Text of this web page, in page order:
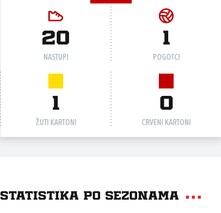
20
NASTUPI
1
POGOTCI
1
ŽUTI KARTONI
0
CRVENI KARTONI
Statistika po sezonama